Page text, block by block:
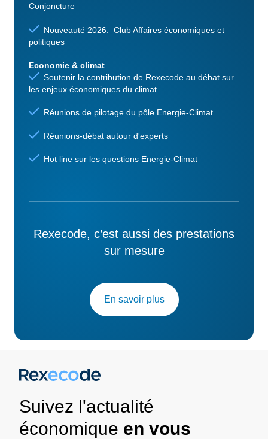
Conjoncture
Nouveauté 2026: Club Affaires économiques et
politiques
Economie & climat
Soutenir la contribution de Rexecode au débat sur
les enjeux économiques du climat
Réunions de pilotage du pôle Energie-Climat
Réunions-débat autour d'experts
Hot line sur les questions Energie-Climat
Rexecode, c’est aussi des prestations
sur mesure
En savoir plus
Suivez l'actualité
économique en vous